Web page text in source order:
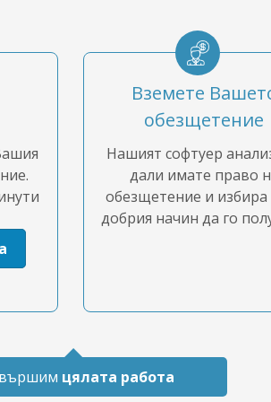
Вземете
обезщетение
Нашият софтуер
дали имате право
обезщетение и избира
добрия начин да го
цялата работа